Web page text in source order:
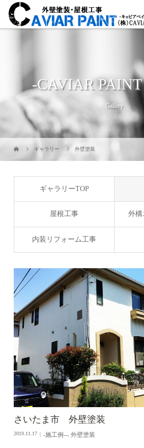
-CAVIAR
Gallery
ギャラリー 外壁塗装
ギャラリーTOP
屋根工事 外構
内装リフォーム工事
さいたま市 外壁塗装
2019.11.17 -施工例-- ,外壁塗装